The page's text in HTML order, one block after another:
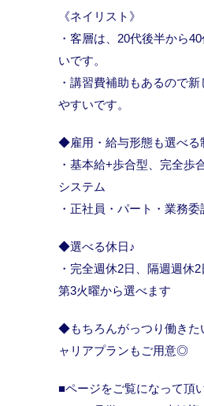
《ネイリスト》
・客層は、20代後半から
いです。
・講習費補助もあるので
やすいです。
◆雇用・給与形態も選べる
・基本給+歩合型、完全歩
システム
・正社員・パート・業務
◆選べる休日♪
・完全週休2日、隔週週休2
第3火曜から選べます
◆もちろんがっつり働きた
ャリアプランもご用意◎
■ページをご覧になって頂